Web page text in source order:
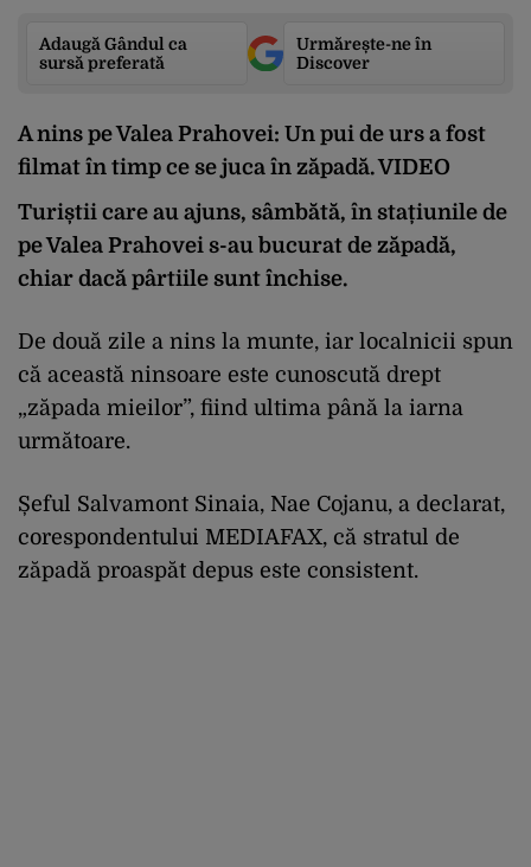
Adaugă Gândul ca
sursă preferată
Urmărește-ne în
Discover
A nins pe Valea Prahovei: Un pui de urs a fost
filmat în timp ce se juca în zăpadă. VIDEO
Turiștii care au ajuns, sâmbătă, în stațiunile de
pe Valea Prahovei s-au bucurat de zăpadă,
chiar dacă pârtiile sunt închise.
De două zile a nins la munte, iar localnicii spun
că această ninsoare este cunoscută drept
„zăpada mieilor”, fiind ultima până la iarna
următoare.
Șeful Salvamont Sinaia, Nae Cojanu, a declarat,
corespondentului MEDIAFAX, că stratul de
zăpadă proaspăt depus este consistent.